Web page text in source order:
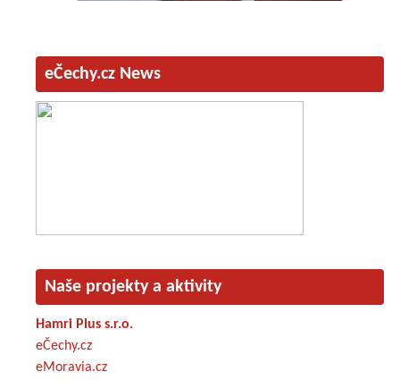
eČechy.cz News
Naše projekty a aktivity
Hamri Plus s.r.o.
eČechy.cz
eMoravia.cz